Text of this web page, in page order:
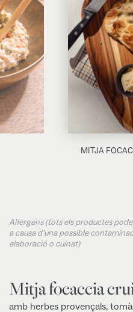
MITJA
Al·lèrgens (tots els productes
a causa d'una possible
elaboració o cuinat)
Mitja focaccia
amb herbes provençals,